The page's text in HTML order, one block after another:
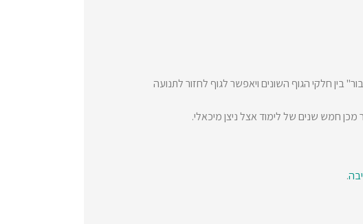
בין חלקי הגוף השונים ויאפשר לגוף לחזור לתנועה
.